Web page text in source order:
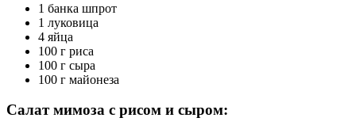
1 банка шпрот
1 луковица
4 яйца
100 г риса
100 г сыра
100 г майонеза
Салат мимоза с рисом и сыром: